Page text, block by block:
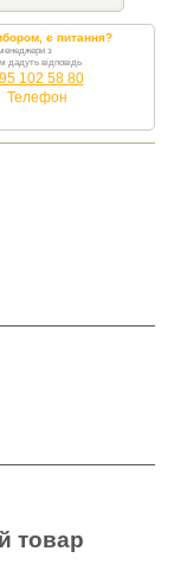
є питання?
з
дадуть відповідь
102 58 80
Телефон
товар